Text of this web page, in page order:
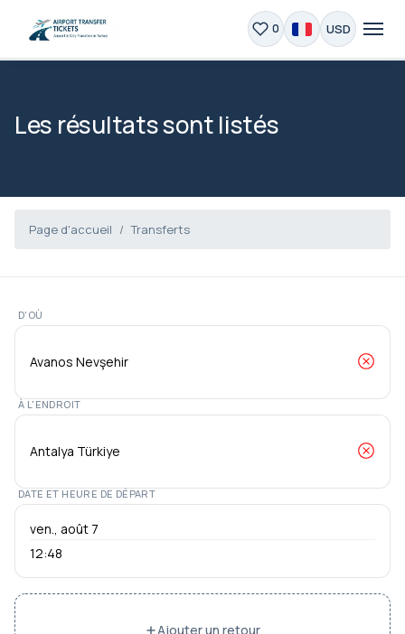
0 USD
Les résultats sont listés
Page d'accueil Transferts
D'OÙ
À L'ENDROIT
DATE ET HEURE DE DÉPART
12:48
Ajouter un retour